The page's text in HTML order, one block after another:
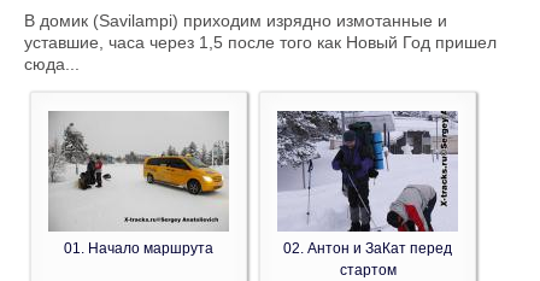
В домик (Savilampi) приходим изрядно измотанные и
уставшие, часа через 1,5 после того как Новый Год пришел
сюда...
01. Начало маршрута
02. Антон и ЗаКат перед
стартом